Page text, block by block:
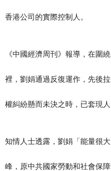
香港公司的實際控制人。
《中國經濟周刊》報導，在圍
裡，劉娟通過反復運作，先後
權糾紛懸而未決之時，已套現人
知情人士透露，劉娟「能量很
峰，原中共國家勞動和社會保